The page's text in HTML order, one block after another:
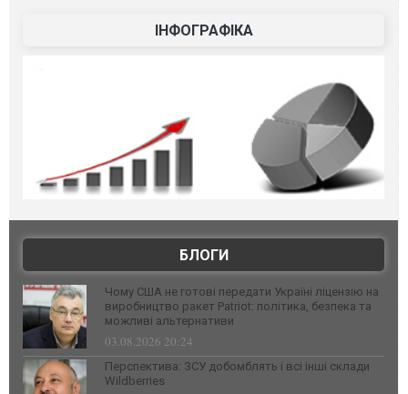
ІНФОГРАФІКА
БЛОГИ
Чому США не готові передати Україні ліцензію на
виробництво ракет Patriot: політика, безпека та
можливі альтернативи
03.08.2026 20:24
Перспектива: ЗСУ добомблять і всі інші склади
Wildberries